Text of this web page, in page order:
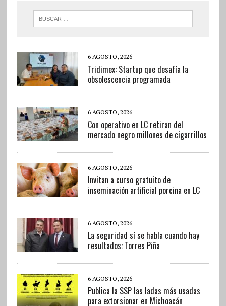
6 AGOSTO, 2026
Tridimex: Startup que desafía la
obsolescencia programada
6 AGOSTO, 2026
Con operativo en LC retiran del
mercado negro millones de cigarrillos
6 AGOSTO, 2026
Invitan a curso gratuito de
inseminación artificial porcina en LC
6 AGOSTO, 2026
La seguridad sí se habla cuando hay
resultados: Torres Piña
6 AGOSTO, 2026
Publica la SSP las ladas más usadas
para extorsionar en Michoacán